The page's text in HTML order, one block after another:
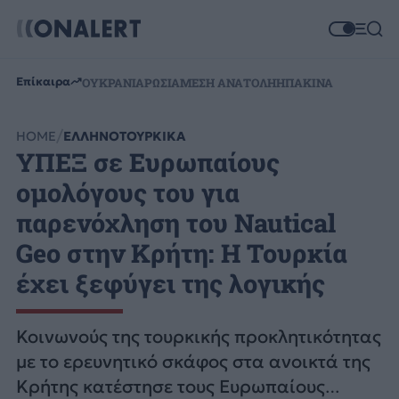
Επίκαιρα ΟΥΚΡΑΝΙΑΡΩΣΙΑΜΕΣΗ ΑΝΑΤΟΛΗΗΠΑΚΙΝΑ
HOME ΕΛΛΗΝΟΤΟΥΡΚΙΚΑ
ΥΠΕΞ σε Ευρωπαίους
ομολόγους του για
παρενόχληση του Nautical
Geo στην Κρήτη: Η Τουρκία
έχει ξεφύγει της λογικής
Κοινωνούς της τουρκικής προκλητικότητας
με το ερευνητικό σκάφος στα ανοικτά της
Κρήτης κατέστησε τους Ευρωπαίους